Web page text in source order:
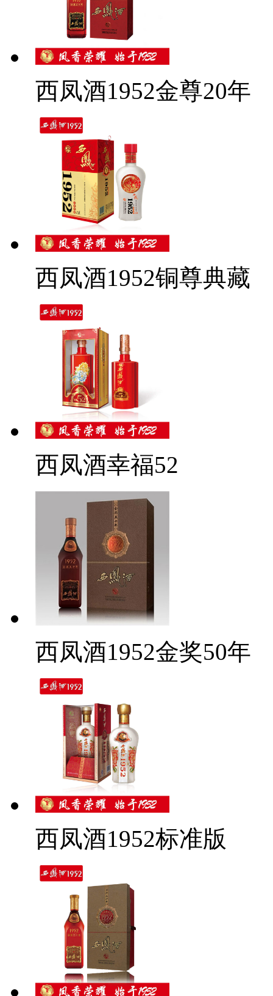
西凤酒1952金尊20年
西凤酒1952铜尊典藏
西凤酒幸福52
西凤酒1952金奖50年
西凤酒1952标准版